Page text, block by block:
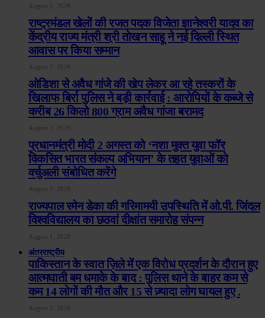
August 2, 2026
राष्ट्रमंडल खेलों की रजत पदक विजेता ज्ञानेश्वरी यादव का
केंद्रीय राज्य मंत्री श्री तोखन साहू ने नई दिल्ली स्थित
आवास पर किया सम्मान
August 2, 2026
ओडिशा से अवैध गांजे की खेप लेकर आ रहे तस्करों के
खिलाफ बिर्रा पुलिस ने बड़ी कार्रवाई : आरोपियों के कब्जे से
करीब 26 किलो 800 ग्राम अवैध गांजा बरामद
August 2, 2026
प्रधानमंत्री मोदी 2 अगस्त को ‘नशा मुक्त युवा फॉर
विकसित भारत संकल्प अभियान’ के तहत युवाओं को
वर्चुअली संबोधित करेंगे
August 2, 2026
राज्यपाल रमेन डेका की गरिमामयी उपस्थिति में ओ.पी. जिंदल
विश्वविद्यालय का छठवां दीक्षांत समारोह संपन्न
August 1, 2026
अंतरराष्ट्रीय
पाकिस्तान के स्वात ज़िले में एक विरोध प्रदर्शन के दौरान हुए
आत्मघाती बम धमाके के बाद : पुलिस थाने के बाहर कम से
कम 14 लोगों की मौत और 15 से ज़्यादा लोग घायल हुए .
August 2, 2026